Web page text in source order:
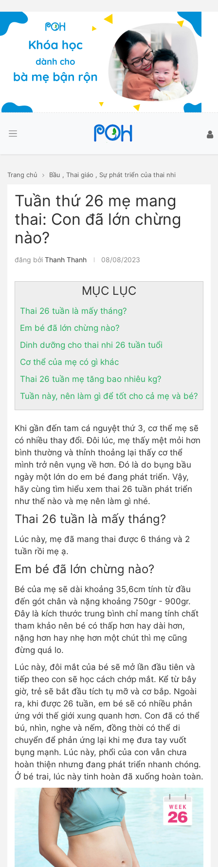
Trang chủ Bầu , Thai giáo , Sự phát triển của thai nhi
Tuần thứ 26 mẹ mang
thai: Con đã lớn chừng
nào?
đăng bởi Thanh Thanh 08/08/2023
MỤC LỤC
Thai 26 tuần là mấy tháng?
Em bé đã lớn chừng nào?
Dinh dưỡng cho thai nhi 26 tuần tuổi
Cơ thể của mẹ có gì khác
Thai 26 tuần mẹ tăng bao nhiêu kg?
Tuần này, nên làm gì để tốt cho cả mẹ và bé?
Khi gần đến tam cá nguyệt thứ 3, cơ thể mẹ sẽ
có nhiều thay đổi. Đôi lúc, mẹ thấy mệt mỏi hơn
bình thường và thỉnh thoảng lại thấy cơ thể
mình trở nên vụng về hơn. Đó là do bụng bầu
ngày một lớn do em bé đang phát triển. Vậy,
hãy cùng tìm hiểu xem thai 26 tuần phát triển
như thế nào và mẹ nên làm gì nhé.
Thai 26 tuần là mấy tháng?
Lúc này, mẹ đã mang thai được 6 tháng và 2
tuần rồi mẹ ạ.
Em bé đã lớn chừng nào?
Bé của mẹ sẽ dài khoảng 35,6cm tính từ đầu
đến gót chân và nặng khoảng 750gr - 900gr.
Đây là kích thước trung bình chỉ mang tính chất
tham khảo nên bé có thấp hơn hay dài hơn,
nặng hơn hay nhẹ hơn một chút thì mẹ cũng
đừng quá lo.
Lúc này, đôi mắt của bé sẽ mở lần đầu tiên và
tiếp theo con sẽ học cách chớp mắt. Kể từ bây
giờ, trẻ sẽ bắt đầu tích tụ mỡ và cơ bắp. Ngoài
ra, khi được 26 tuần, em bé sẽ có nhiều phản
ứng với thế giới xung quanh hơn. Con đã có thể
bú, nhìn, nghe và nếm, đồng thời có thể di
chuyển để phản ứng lại khi mẹ đưa tay vuốt
bụng mạnh. Lúc này, phổi của con vẫn chưa
hoàn thiện nhưng đang phát triển nhanh chóng.
Ở bé trai, lúc này tinh hoàn đã xuống hoàn toàn.